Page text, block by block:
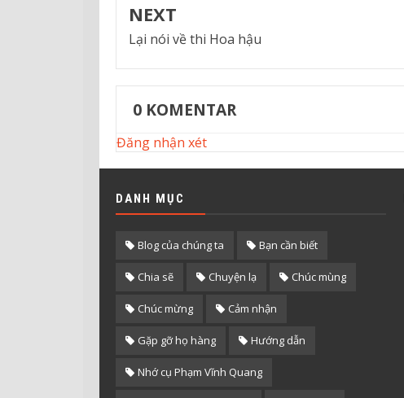
NEXT
Lại nói về thi Hoa hậu
0 KOMENTAR
Đăng nhận xét
DANH MỤC
Blog của chúng ta Bạn cần biết
Chia sẽ Chuyện lạ Chúc mùng
Chúc mừng Cảm nhận
Gặp gỡ họ hàng Hướng dẫn
Nhớ cụ Phạm Vĩnh Quang